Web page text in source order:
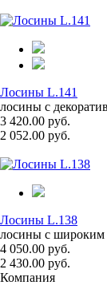
Лосины L.141
лосины с
3 420.00 руб.
2 052.00 руб.
Лосины L.138
лосины с широким
4 050.00 руб.
2 430.00 руб.
Компания